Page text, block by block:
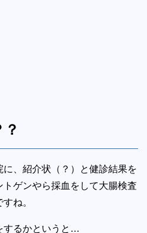
、紹介状（？）と健診結果を
ゲンやら採血をして大腸検査
ね。
するかというと…